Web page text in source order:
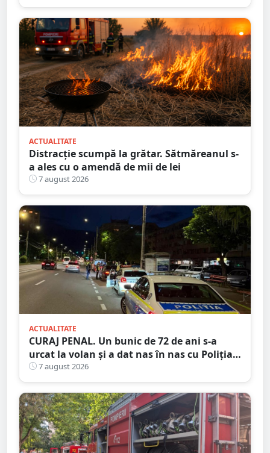
ACTUALITATE
Distracție scumpă la grătar. Sătmăreanul s-
a ales cu o amendă de mii de lei
7 august 2026
ACTUALITATE
CURAJ PENAL. Un bunic de 72 de ani s-a
urcat la volan și a dat nas în nas cu Poliția
Satu Mare
7 august 2026